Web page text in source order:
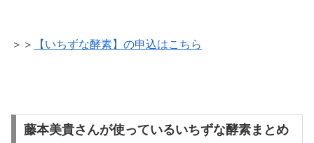
＞＞ 【いちずな酵素】の申込はこちら
藤本美貴さんが使っているいちずな酵素まとめ